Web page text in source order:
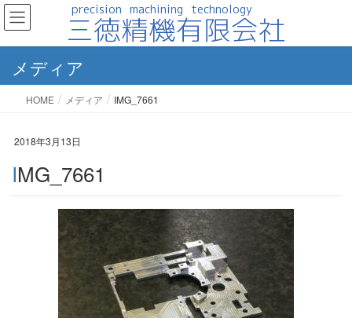
メディア
HOME メディア IMG_7661
2018年3月13日
IMG_7661